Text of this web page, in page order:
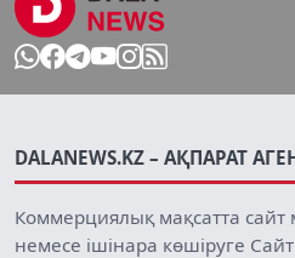
DALANEWS.KZ – АҚПАРАТ
Коммерциялық мақсатта
немесе ішінара көшіруге